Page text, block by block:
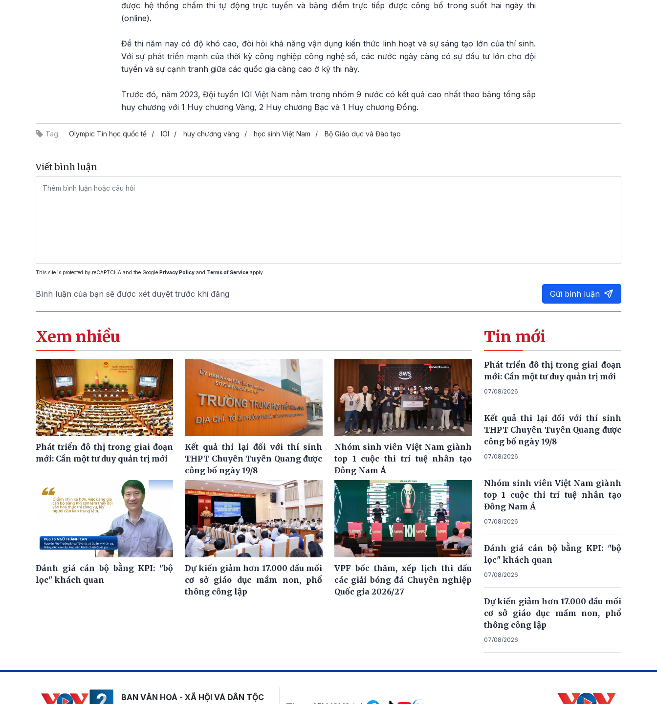
được hệ thống chấm thi tự động trực tuyến và bảng điểm trực tiếp được công bố trong suốt hai ngày thi
(online).
Đề thi năm nay có độ khó cao, đòi hỏi khả năng vận dụng kiến thức linh hoạt và sự sáng tạo lớn của thí sinh.
Với sự phát triển mạnh của thời kỳ công nghiệp công nghệ số, các nước ngày càng có sự đầu tư lớn cho đội
tuyển và sự cạnh tranh giữa các quốc gia càng cao ở kỳ thi này.
Trước đó, năm 2023, Đội tuyển IOI Việt Nam nằm trong nhóm 9 nước có kết quả cao nhất theo bảng tổng sắp
huy chương với 1 Huy chương Vàng, 2 Huy chương Bạc và 1 Huy chương Đồng.
Tag: Olympic Tin học quốc tế IOI huy chương vàng học sinh Việt Nam Bộ Giáo dục và Đào tạo
Viết bình luận
This site is protected by reCAPTCHA and the Google Privacy Policy and Terms of Service apply.
Bình luận của bạn sẽ được xét duyệt trước khi đăng Gửi bình luận
Xem nhiều
Phát triển đô thị trong giai đoạn
mới: Cần một tư duy quản trị mới
Kết quả thi lại đối với thí sinh
THPT Chuyên Tuyên Quang được
công bố ngày 19/8
Nhóm sinh viên Việt Nam giành
top 1 cuộc thi trí tuệ nhân tạo
Đông Nam Á
Đánh giá cán bộ bằng KPI: "bộ
lọc" khách quan
Dự kiến giảm hơn 17.000 đầu mối
cơ sở giáo dục mầm non, phổ
thông công lập
VPF bốc thăm, xếp lịch thi đấu
các giải bóng đá Chuyên nghiệp
Quốc gia 2026/27
Tin mới
Phát triển đô thị trong giai đoạn
mới: Cần một tư duy quản trị mới
07/08/2026
Kết quả thi lại đối với thí sinh
THPT Chuyên Tuyên Quang được
công bố ngày 19/8
07/08/2026
Nhóm sinh viên Việt Nam giành
top 1 cuộc thi trí tuệ nhân tạo
Đông Nam Á
07/08/2026
Đánh giá cán bộ bằng KPI: "bộ
lọc" khách quan
07/08/2026
Dự kiến giảm hơn 17.000 đầu mối
cơ sở giáo dục mầm non, phổ
thông công lập
07/08/2026
BAN VĂN HOÁ - XÃ HỘI VÀ DÂN TỘC Mạng xã hội